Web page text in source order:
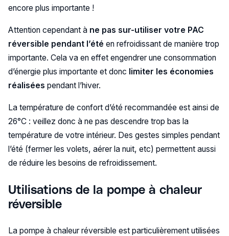
encore plus importante !
Attention cependant à ne pas sur-utiliser votre PAC
réversible pendant l’été en refroidissant de manière trop
importante. Cela va en effet engendrer une consommation
d’énergie plus importante et donc limiter les économies
réalisées pendant l’hiver.
La température de confort d’été recommandée est ainsi de
26°C : veillez donc à ne pas descendre trop bas la
température de votre intérieur. Des gestes simples pendant
l’été (fermer les volets, aérer la nuit, etc) permettent aussi
de réduire les besoins de refroidissement.
Utilisations de la pompe à chaleur
réversible
La pompe à chaleur réversible est particulièrement utilisées